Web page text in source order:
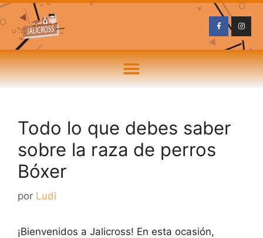
Todo lo que debes saber
sobre la raza de perros
Bóxer
por Ludi
¡Bienvenidos a Jalicross! En esta ocasión,